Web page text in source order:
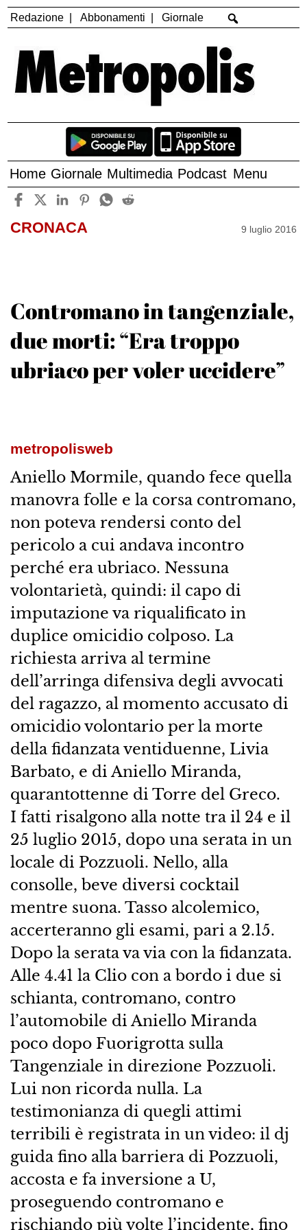
Redazione Abbonamenti Giornale
Home Giornale Multimedia Podcast Menu
CRONACA 9 luglio 2016
Contromano in tangenziale,
due morti: “Era troppo
ubriaco per voler uccidere”
metropolisweb
Aniello Mormile, quando fece quella
manovra folle e la corsa contromano,
non poteva rendersi conto del
pericolo a cui andava incontro
perché era ubriaco. Nessuna
volontarietà, quindi: il capo di
imputazione va riqualificato in
duplice omicidio colposo. La
richiesta arriva al termine
dell’arringa difensiva degli avvocati
del ragazzo, al momento accusato di
omicidio volontario per la morte
della fidanzata ventiduenne, Livia
Barbato, e di Aniello Miranda,
quarantottenne di Torre del Greco.
I fatti risalgono alla notte tra il 24 e il
25 luglio 2015, dopo una serata in un
locale di Pozzuoli. Nello, alla
consolle, beve diversi cocktail
mentre suona. Tasso alcolemico,
accerteranno gli esami, pari a 2.15.
Dopo la serata va via con la fidanzata.
Alle 4.41 la Clio con a bordo i due si
schianta, contromano, contro
l’automobile di Aniello Miranda
poco dopo Fuorigrotta sulla
Tangenziale in direzione Pozzuoli.
Lui non ricorda nulla. La
testimonianza di quegli attimi
terribili è registrata in un video: il dj
guida fino alla barriera di Pozzuoli,
accosta e fa inversione a U,
proseguendo contromano e
rischiando più volte l’incidente, fino